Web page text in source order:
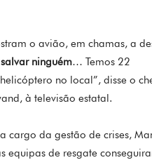
o avião, em chamas, a
ninguém… Temos 22
no local”, disse o
à televisão estatal.
cargo da gestão de crises,
equipas de resgate